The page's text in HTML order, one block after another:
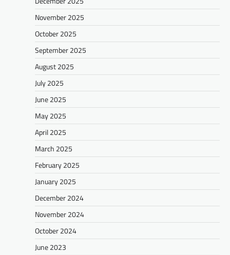
November 2025
October 2025
September 2025
August 2025
July 2025
June 2025
May 2025
April 2025
March 2025
February 2025
January 2025
December 2024
November 2024
October 2024
June 2023